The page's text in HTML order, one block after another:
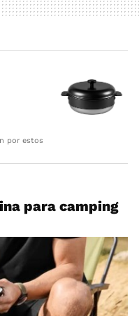
por estos
para camping